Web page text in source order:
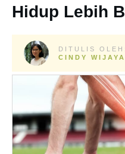
Hidup Lebih
DITULIS OLEH:
CINDY WIJAYA